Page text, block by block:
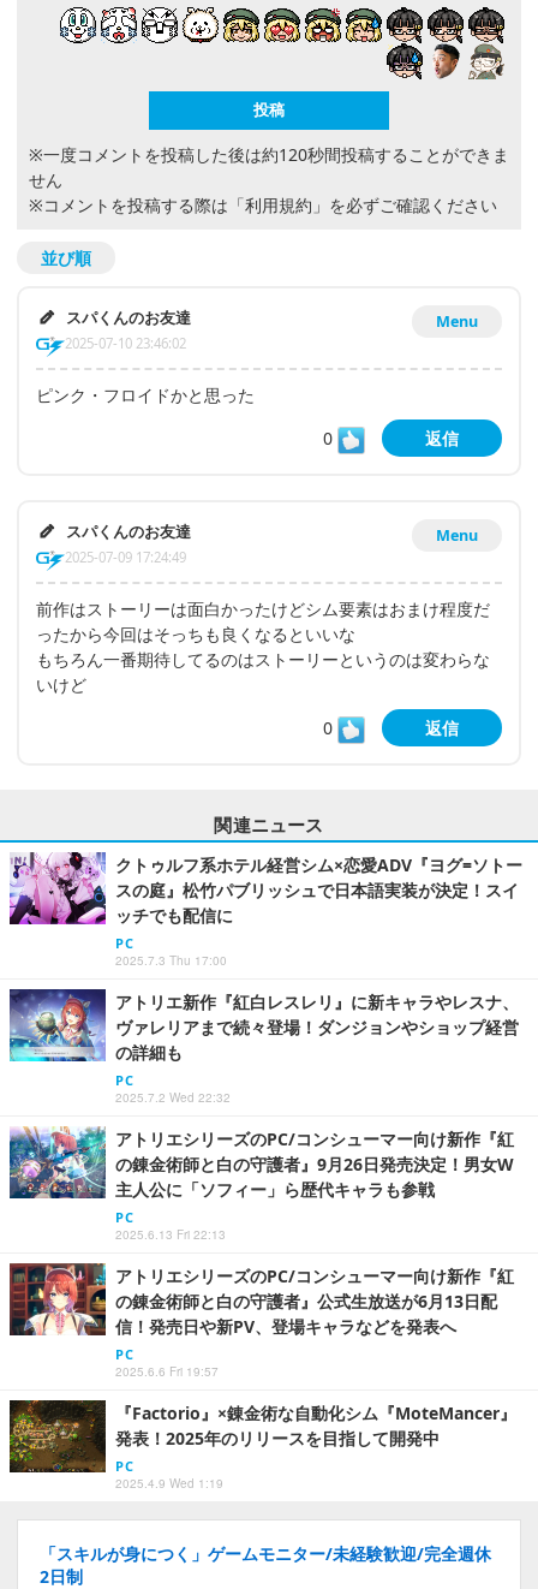
※一度コメントを投稿した後は約120秒間投稿することができま
せん
※コメントを投稿する際は 「利用規約」 を必ずご確認ください
並び順
Menu
スパくんのお友達
2025-07-10 23:46:02
ピンク・フロイドかと思った
0
返信
Menu
スパくんのお友達
2025-07-09 17:24:49
前作はストーリーは面白かったけどシム要素はおまけ程度だ
ったから今回はそっちも良くなるといいな
もちろん一番期待してるのはストーリーというのは変わらな
いけど
0
返信
関連ニュース
クトゥルフ系ホテル経営シム×恋愛ADV『ヨグ=ソトー
スの庭』松竹パブリッシュで日本語実装が決定！スイ
ッチでも配信に
PC
2025.7.3 Thu 17:00
アトリエ新作『紅白レスレリ』に新キャラやレスナ、
ヴァレリアまで続々登場！ダンジョンやショップ経営
の詳細も
PC
2025.7.2 Wed 22:32
アトリエシリーズのPC/コンシューマー向け新作『紅
の錬金術師と白の守護者』9月26日発売決定！男女W
主人公に「ソフィー」ら歴代キャラも参戦
PC
2025.6.13 Fri 22:13
アトリエシリーズのPC/コンシューマー向け新作『紅
の錬金術師と白の守護者』公式生放送が6月13日配
信！発売日や新PV、登場キャラなどを発表へ
PC
2025.6.6 Fri 19:57
『Factorio』×錬金術な自動化シム『MoteMancer』
発表！2025年のリリースを目指して開発中
PC
2025.4.9 Wed 1:19
「スキルが身につく」ゲームモニター/未経験歓迎/完全週休
2日制